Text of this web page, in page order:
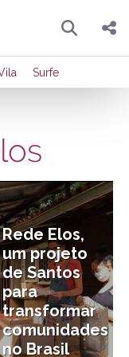
Pesquisar
Enviar por Whatsapp
Publicar no Facebook
Publicar no X
Surfe
Rede Elos,
um projeto
de Santos
para
transformar
comunidades
no Brasil